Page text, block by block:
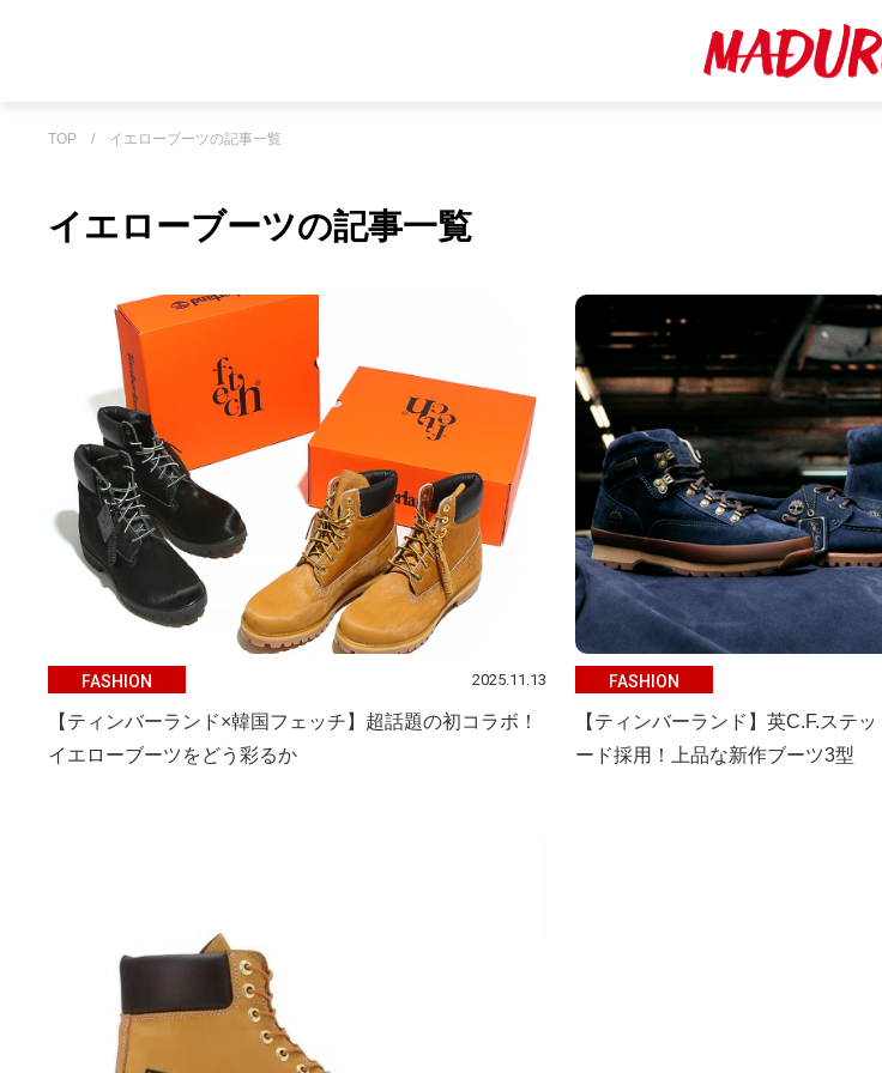
TOP / イエローブーツの記事一覧
イエローブーツの記事一覧
FASHION 2025.11.13
【ティンバーランド×韓国フェッチ】超話題の初コラボ！
イエローブーツをどう彩るか
FASHION
【ティンバーランド】英C.F.ステ
ード採用！上品な新作ブーツ3型